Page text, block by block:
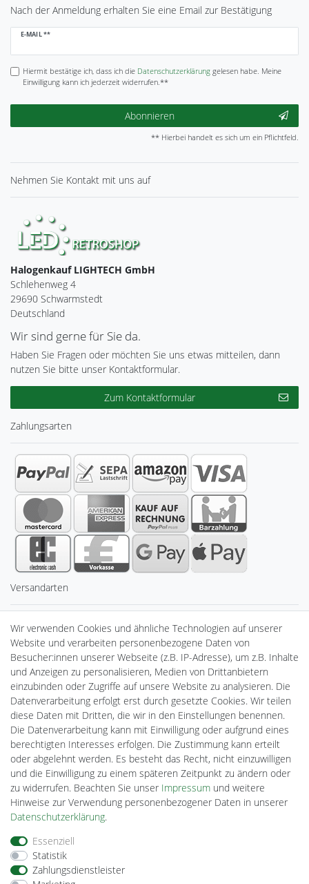
Nach der Anmeldung erhalten Sie eine Email zur Bestätigung
E-MAIL **
Newsletter
Hiermit bestätige ich, dass ich die Daten­schutz­erklärunggelesen habe. Meine
Einwilligung kann ich jederzeit widerrufen.**
Abonnieren
** Hierbei handelt es sich um ein Pflichtfeld.
Nehmen Sie Kontakt mit uns auf
Halogenkauf LIGHTECH GmbH
Schlehenweg 4
29690 Schwarmstedt
Deutschland
Wir sind gerne für Sie da.
Haben Sie Fragen oder möchten Sie uns etwas mitteilen, dann
nutzen Sie bitte unser Kontaktformular.
Zum Kontaktformular
Zahlungsarten
Versandarten
Sicherheit
Powered by
Plentino-Shop
gAGaLamp
Drohnenstore24
MeinUSB
Batteriespeicher
PlentiSolar
Gebrauchtlicht
Ledkauf
Wir verwenden Cookies und ähnliche Technologien auf unserer
Website und verarbeiten personenbezogene Daten von
Besucher:innen unserer Webseite (z.B. IP-Adresse), um z.B. Inhalte
und Anzeigen zu personalisieren, Medien von Drittanbietern
einzubinden oder Zugriffe auf unsere Website zu analysieren. Die
Datenverarbeitung erfolgt erst durch gesetzte Cookies. Wir teilen
diese Daten mit Dritten, die wir in den Einstellungen benennen.
Die Datenverarbeitung kann mit Einwilligung oder aufgrund eines
berechtigten Interesses erfolgen. Die Zustimmung kann erteilt
oder abgelehnt werden. Es besteht das Recht, nicht einzuwilligen
und die Einwilligung zu einem späteren Zeitpunkt zu ändern oder
zu widerrufen. Beachten Sie unser Impressum und weitere
Hinweise zur Verwendung personenbezogener Daten in unserer
Daten­schutz­erklärung.
Essenziell
Statistik
Zahlungsdienstleister